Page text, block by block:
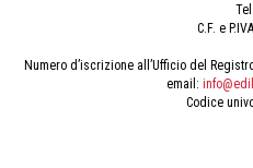
C.F. e
Numero d’iscrizione all’Ufficio del
email:
Codice